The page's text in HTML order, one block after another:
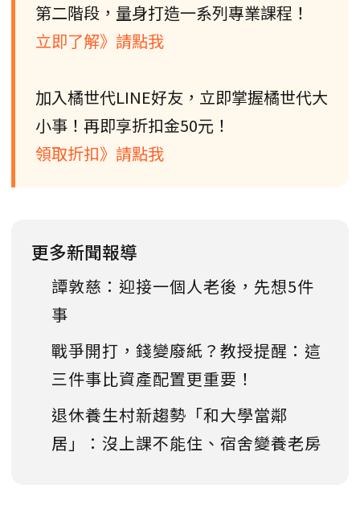
第二階段，量身打造一系列專業課程！
立即了解》請點我
加入橘世代LINE好友，立即掌握橘世代大
小事！再即享折扣金50元！
領取折扣》請點我
更多新聞報導
譚敦慈：迎接一個人老後，先想5件
事
戰爭開打，錢變廢紙？教授提醒：這
三件事比資產配置更重要！
退休養生村新趨勢「和大學當鄰
居」：沒上課不能住、宿舍變養老房